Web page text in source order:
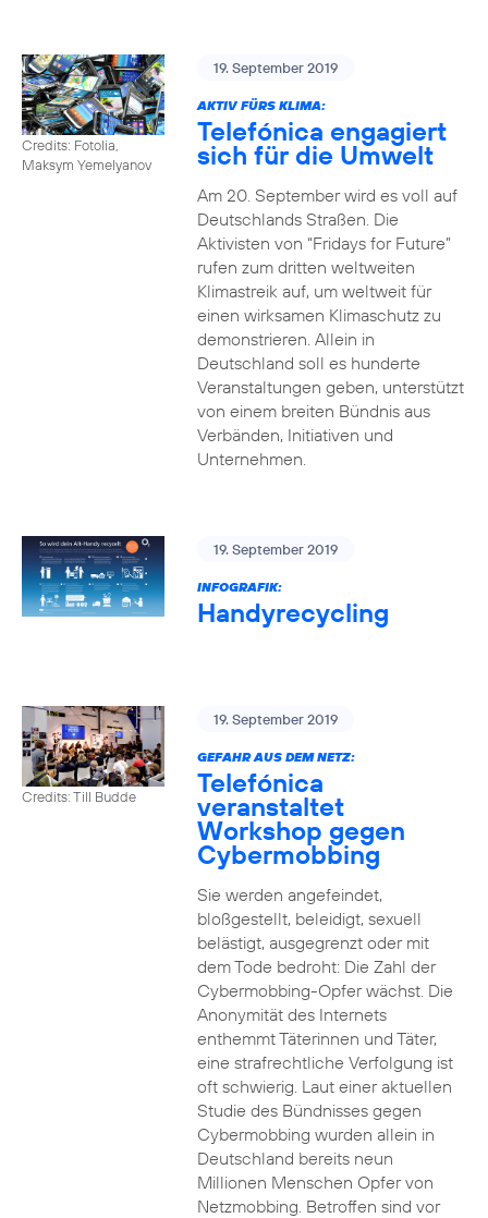
Credits: Fotolia,
Maksym Yemelyanov
19. September 2019
AKTIV FÜRS KLIMA:
Telefónica engagiert
sich für die Umwelt
Am 20. September wird es voll auf
Deutschlands Straßen. Die
Aktivisten von “Fridays for Future”
rufen zum dritten weltweiten
Klimastreik auf, um weltweit für
einen wirksamen Klimaschutz zu
demonstrieren. Allein in
Deutschland soll es hunderte
Veranstaltungen geben, unterstützt
von einem breiten Bündnis aus
Verbänden, Initiativen und
Unternehmen.
19. September 2019
INFOGRAFIK:
Handyrecycling
Credits: Till Budde
19. September 2019
GEFAHR AUS DEM NETZ:
Telefónica
veranstaltet
Workshop gegen
Cybermobbing
Sie werden angefeindet,
bloßgestellt, beleidigt, sexuell
belästigt, ausgegrenzt oder mit
dem Tode bedroht: Die Zahl der
Cybermobbing-Opfer wächst. Die
Anonymität des Internets
enthemmt Täterinnen und Täter,
eine strafrechtliche Verfolgung ist
oft schwierig. Laut einer aktuellen
Studie des Bündnisses gegen
Cybermobbing wurden allein in
Deutschland bereits neun
Millionen Menschen Opfer von
Netzmobbing. Betroffen sind vor